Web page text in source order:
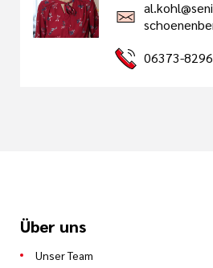
06373-
Über uns
Unser Team